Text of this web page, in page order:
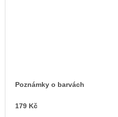
Poznámky o barvách
179 Kč